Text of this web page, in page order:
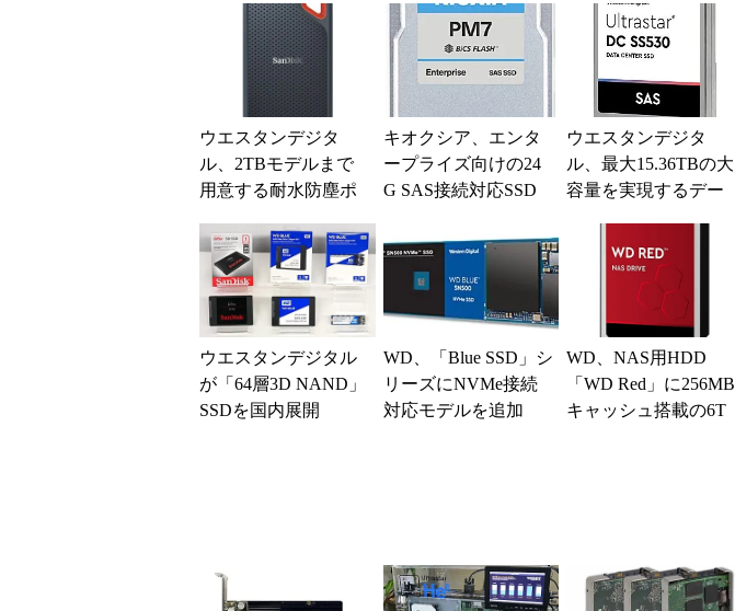
ウエスタンデジタ
ル、2TBモデルまで
用意する耐水防塵ポ
キオクシア、エンタ
ープライズ向けの24
G SAS接続対応SSD
ウエスタンデジタ
ル、最大15.36TBの大
容量を実現するデー
ウエスタンデジタル
が「64層3D NAND」
SSDを国内展開
WD、「Blue SSD」シ
リーズにNVMe接続
対応モデルを追加
WD、NAS用HDD
「WD Red」に256MB
キャッシュ搭載の6T